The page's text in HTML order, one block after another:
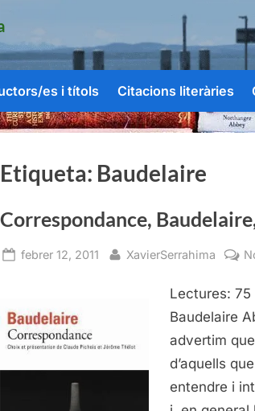
es i títols Citacions literàries
Etiqueta: Baudelaire
Correspondance,
Posted
febrer 12, 2011 By
XavierSerrahima
Lectures: 75
Baudelaire
advertim
d’aquells
entendre i